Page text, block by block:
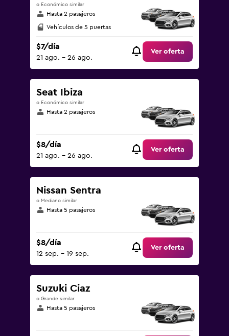
o Económico similar
Hasta 2 pasajeros
Vehículos de 5 puertas
$7/día
21 ago. - 26 ago.
Ver oferta
Seat Ibiza
o Económico similar
Hasta 2 pasajeros
$8/día
21 ago. - 26 ago.
Ver oferta
Nissan Sentra
o Mediano similar
Hasta 5 pasajeros
$8/día
12 sep. - 19 sep.
Ver oferta
Suzuki Ciaz
o Grande similar
Hasta 5 pasajeros